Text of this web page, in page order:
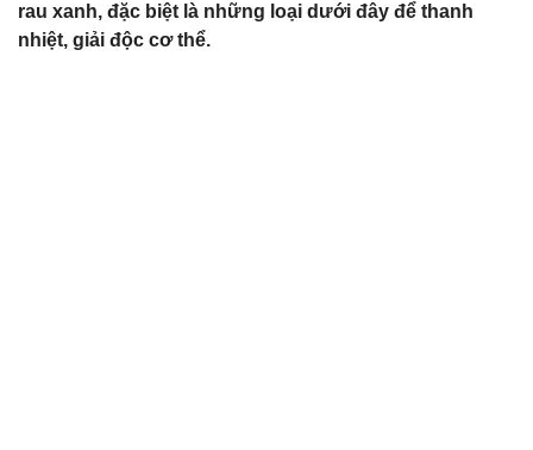
rau xanh, đặc biệt là những loại dưới đây để thanh
nhiệt, giải độc cơ thể.